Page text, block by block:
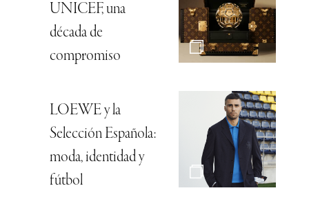
UNICEF, una
década de
compromiso
LOEWE y la
Selección Española:
moda, identidad y
fútbol